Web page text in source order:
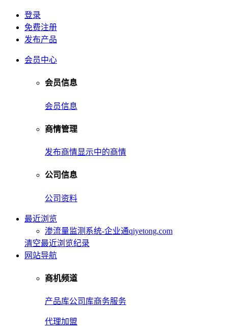
登录
免费注册
发布产品
会员中心
会员信息
会员信息
商情管理
发布商情显示中的商情
公司信息
公司资料
最近浏览
渗流量监测系统-企业通qiyetong.com
清空最近浏览纪录
网站导航
商机频道
产品库公司库商务服务
代理加盟